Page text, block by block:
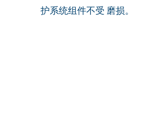
护系统组件不受 磨损。